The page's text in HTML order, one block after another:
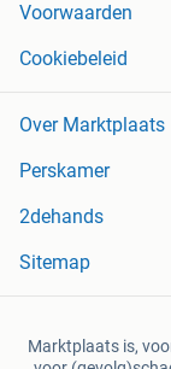
Voorwaarden
Cookiebeleid
Over Marktplaats
Perskamer
2dehands
Sitemap
Marktplaats is,